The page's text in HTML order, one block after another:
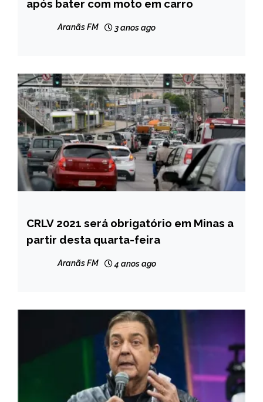
NOTÍCIAS
após bater com moto em carro
Aranãs FM 3 anos ago
MINAS
GERAIS
NOTÍCIAS
CRLV 2021 será obrigatório em Minas a
partir desta quarta-feira
Aranãs FM 4 anos ago